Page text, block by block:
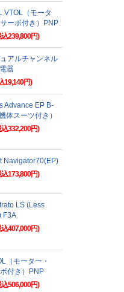
VTOL（モータ
ーボ付き）PNP
239,800円)
アルチャンネル
器
19,140円)
Advance EP B-
体スーツ付き）
332,200円)
Navigator70(EP)
173,800円)
LS (Less
F3A
407,000円)
（モーター・
付き）PNP
506,000円)